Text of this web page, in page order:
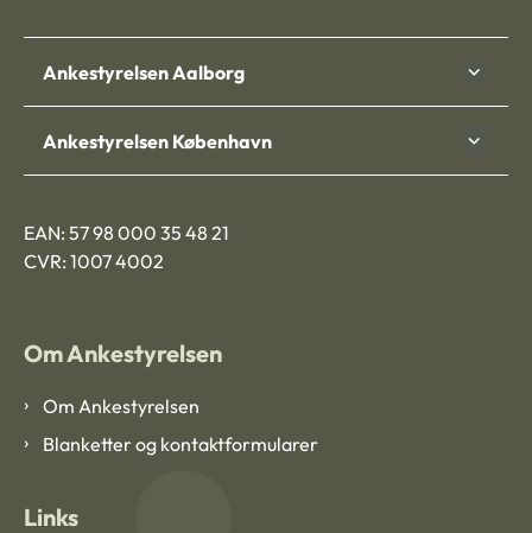
Ankestyrelsen Aalborg
Ankestyrelsen København
EAN: 57 98 000 35 48 21
CVR: 1007 4002
Om Ankestyrelsen
Om Ankestyrelsen
Blanketter og kontaktformularer
Links